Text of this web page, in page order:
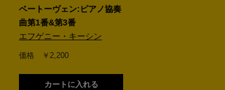
ベートーヴェン:ピアノ協奏
曲第1番&第3番
エフゲニー・キーシン
価格 ￥2,200
カートに入れる